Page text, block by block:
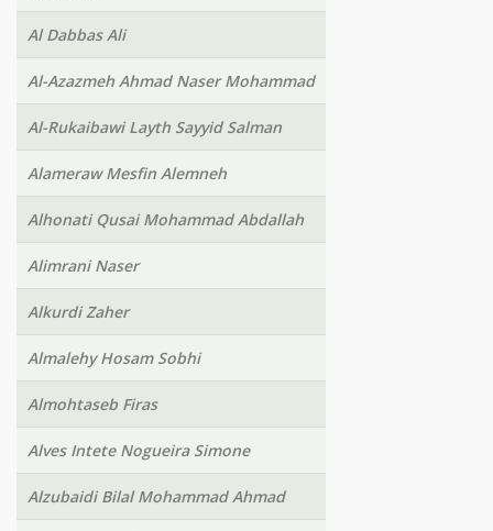
Al Dabbas Ali
Al-Azazmeh Ahmad Naser Mohammad
Al-Rukaibawi Layth Sayyid Salman
Alameraw Mesfin Alemneh
Alhonati Qusai Mohammad Abdallah
Alimrani Naser
Alkurdi Zaher
Almalehy Hosam Sobhi
Almohtaseb Firas
Alves Intete Nogueira Simone
Alzubaidi Bilal Mohammad Ahmad